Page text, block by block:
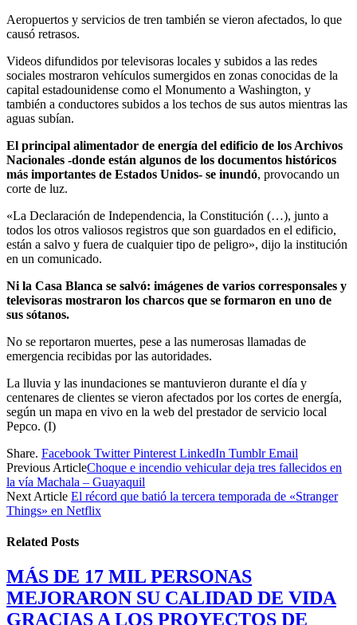
Aeropuertos y servicios de tren también se vieron afectados, lo que
causó retrasos.
Videos difundidos por televisoras locales y subidos a las redes
sociales mostraron vehículos sumergidos en zonas conocidas de la
capital estadounidense como el Monumento a Washington, y
también a conductores subidos a los techos de sus autos mientras las
aguas subían.
El principal alimentador de energía del edificio de los Archivos
Nacionales -donde están algunos de los documentos históricos
más importantes de Estados Unidos- se inundó, provocando un
corte de luz.
«La Declaración de Independencia, la Constitución (…), junto a
todos los otros valiosos registros que son guardados en el edificio,
están a salvo y fuera de cualquier tipo de peligro», dijo la institución
en un comunicado.
Ni la Casa Blanca se salvó: imágenes de varios corresponsales y
televisoras mostraron los charcos que se formaron en uno de
sus sótanos.
No se reportaron muertes, pese a las numerosas llamadas de
emergencia recibidas por las autoridades.
La lluvia y las inundaciones se mantuvieron durante el día y
centenares de clientes se vieron afectados por los cortes de energía,
según un mapa en vivo en la web del prestador de servicio local
Pepco. (I)
Share. Facebook Twitter Pinterest LinkedIn Tumblr Email
Previous ArticleChoque e incendio vehicular deja tres fallecidos en
la vía Machala – Guayaquil
Next Article El récord que batió la tercera temporada de «Stranger
Things» en Netflix
Related Posts
MÁS DE 17 MIL PERSONAS
MEJORARON SU CALIDAD DE VIDA
GRACIAS A LOS PROYECTOS DE